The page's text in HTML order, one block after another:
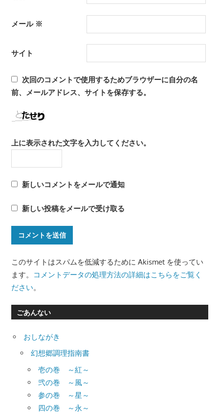
メール ※
サイト
次回のコメントで使用するためブラウザーに自分の名
前、メールアドレス、サイトを保存する。
上に表示された文字を入力してください。
新しいコメントをメールで通知
新しい投稿をメールで受け取る
このサイトはスパムを低減するために Akismet を使ってい
ます。
コメントデータの処理方法の詳細はこちらをご覧く
ださい。
ごあんない
おしながき
幻想郷調理指南書
壱の巻 ～紅～
弐の巻 ～風～
参の巻 ～星～
四の巻 ～永～